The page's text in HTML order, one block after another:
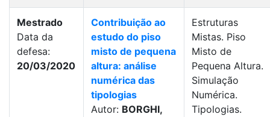
Mestrado
Data da
defesa:
20/03/2020
Contribuição ao
estudo do piso
misto de pequena
altura: análise
numérica das
tipologias
Autor: BORGHI,
Estruturas
Mistas. Piso
Misto de
Pequena Altura.
Simulação
Numérica.
Tipologias.